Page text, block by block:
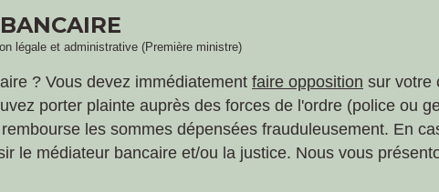
légale et administrative (Première ministre)
? Vous devez immédiatement faire opposition sur votre
porter plainte auprès des forces de l'ordre (police ou
les sommes dépensées frauduleusement. En
le médiateur bancaire et/ou la justice. Nous vous